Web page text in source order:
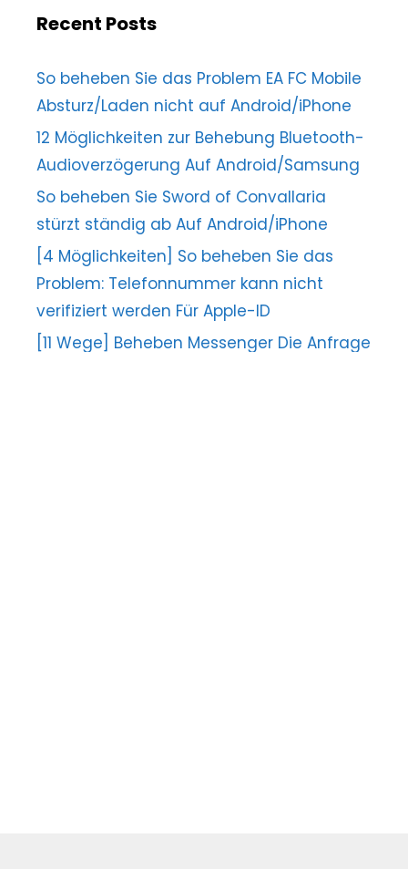
Recent Posts
So beheben Sie das Problem EA FC Mobile
Absturz/Laden nicht auf Android/iPhone
12 Möglichkeiten zur Behebung Bluetooth-
Audioverzögerung Auf Android/Samsung
So beheben Sie Sword of Convallaria
stürzt ständig ab Auf Android/iPhone
[4 Möglichkeiten] So beheben Sie das
Problem: Telefonnummer kann nicht
verifiziert werden Für Apple-ID
[11 Wege] Beheben Messenger Die Anfrage